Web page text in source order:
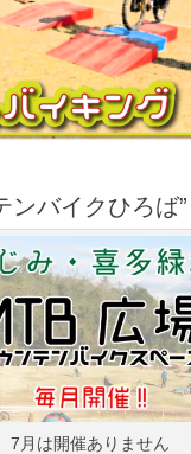
ンバイクひろば”
7月は開催ありません